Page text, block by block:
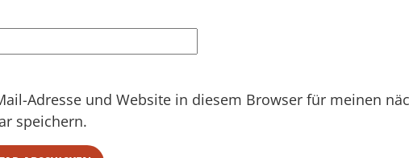
Adresse und Website in diesem Browser für meinen
speichern.